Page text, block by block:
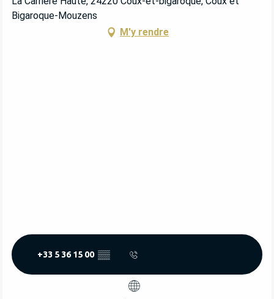
Bigaroque-Mouzens
M'y rendre
+33 5 36 15 00 ▒▒